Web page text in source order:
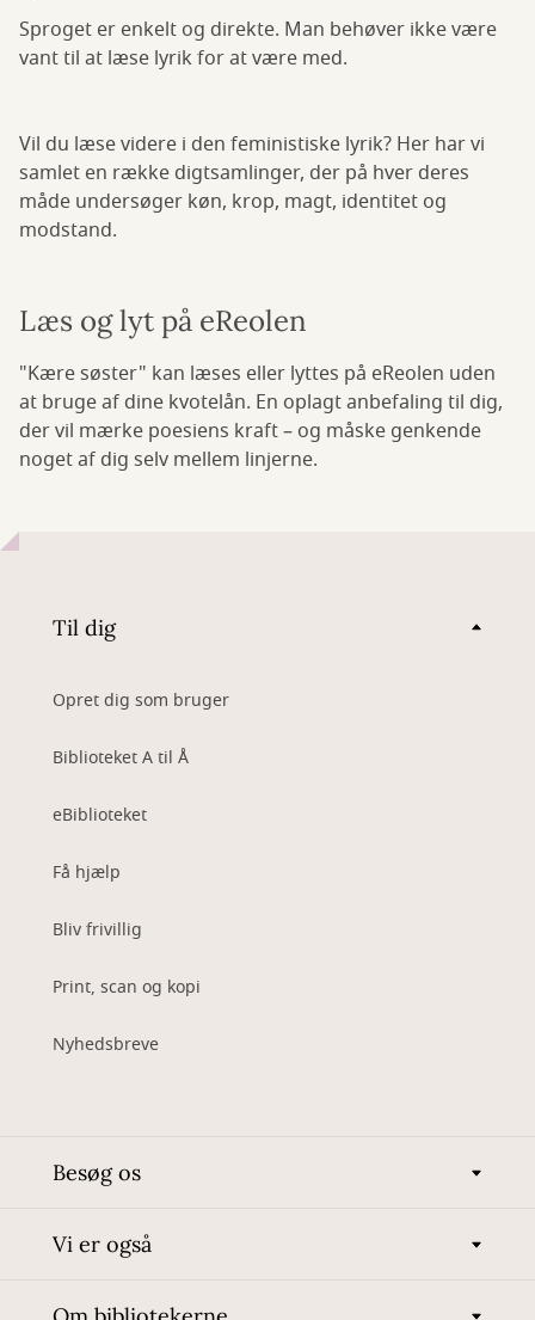
Sproget er enkelt og direkte. Man behøver ikke være
vant til at læse lyrik for at være med.
Vil du læse videre i den feministiske lyrik? Her har vi
samlet en række digtsamlinger, der på hver deres
måde undersøger køn, krop, magt, identitet og
modstand.
Læs og lyt på eReolen
"Kære søster" kan læses eller lyttes på eReolen uden
at bruge af dine kvotelån. En oplagt anbefaling til dig,
der vil mærke poesiens kraft – og måske genkende
noget af dig selv mellem linjerne.
Til dig
Opret dig som bruger
Biblioteket A til Å
eBiblioteket
Få hjælp
Bliv frivillig
Print, scan og kopi
Nyhedsbreve
Besøg os
Vi er også